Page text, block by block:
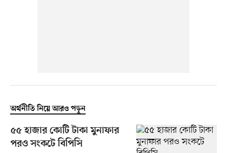
অর্থনীতি নিয়ে আরও পড়ুন
৫৫ হাজার কোটি টাকা মুনাফার
পরও সংকটে বিপিসি